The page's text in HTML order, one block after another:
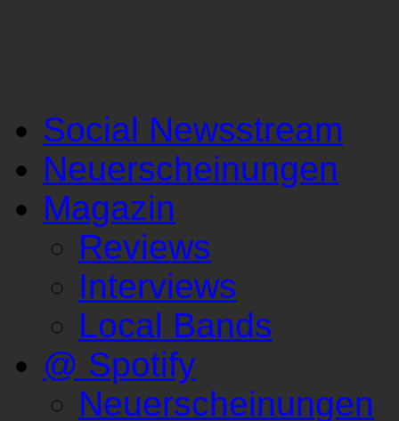
Social Newsstream
Neuerscheinungen
Magazin
Reviews
Interviews
Local Bands
@ Spotify
Neuerscheinungen